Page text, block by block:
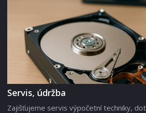
Servis, údržba
Zajišťujeme servis výpočetní techniky,